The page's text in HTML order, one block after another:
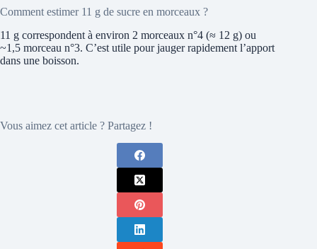
Comment estimer 11 g de sucre en morceaux ?
11 g correspondent à environ 2 morceaux n°4 (≈ 12 g) ou
~1,5 morceau n°3. C’est utile pour jauger rapidement l’apport
dans une boisson.
Vous aimez cet article ? Partagez !